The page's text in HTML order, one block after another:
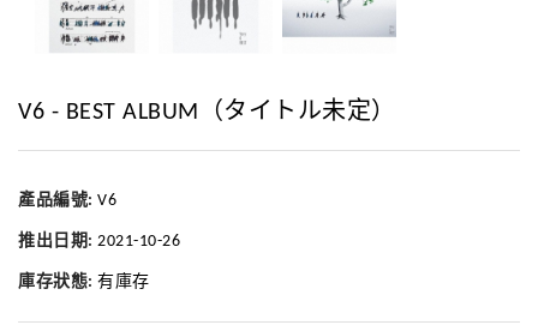
V6 - BEST ALBUM（タイトル未定）
產品編號: V6
推出日期: 2021-10-26
庫存狀態: 有庫存